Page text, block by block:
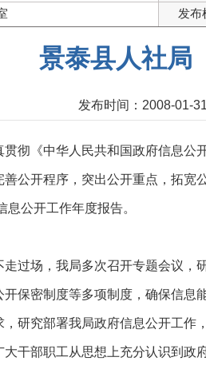
发布
景泰县人社局
发布时间：2008-01-
彻《中华人民共和国政府信息公
公开程序，突出公开重点，拓宽
公开工作年度报告。
过场，我局多次召开专题会议，
保密制度等多项制度，确保信息
研究部署我局政府信息公开工作
干部职工从思想上充分认识到政